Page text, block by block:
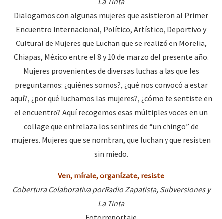
Mujeres
Niñxs
MULTIMEDIA
Audio
Fotorreportaje
Video
Otras secciones
la naturaleza bajo asedio)
“Sonhando a Terra do Bem Virá” se publica no Estado Espanhol
Se o México sabe, que o mundo saiba! Nossas lutas pela
[25 abr – CDMX] Tokín por el CNI: 30 años de Resistencia y
Dialogamos con algunas mujeres que asistieron al Primer
Encuentro Internacional, Político, Artístico, Deportivo y
Cultural de Mujeres que Luchan que se realizó en Morelia,
Chiapas, México entre el 8 y 10 de marzo del presente año.
Mujeres provenientes de diversas luchas a las que les
preguntamos: ¿quiénes somos?, ¿qué nos convocó a estar
aquí?, ¿por qué luchamos las mujeres?, ¿cómo te sentiste en
el encuentro? Aquí recogemos esas múltiples voces en un
collage que entrelaza los sentires de “un chingo” de
mujeres. Mujeres que se nombran, que luchan y que resisten
sin miedo.
Ven, mírale, organízate, resiste
Cobertura Colaborativa porRadio Zapatista, Subversiones y
La Tinta